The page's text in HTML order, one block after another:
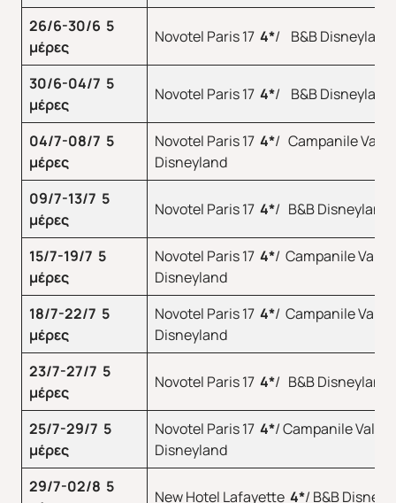
26/6-30/6 5
μέρες
Novotel Paris 17 4*/ B&B Disneyland
30/6-04/7 5
μέρες
Novotel Paris 17 4*/ B&B Disneyland
04/7-08/7 5
μέρες
Novotel Paris 17 4*/ Campanile Val
Disneyland
09/7-13/7 5
μέρες
Novotel Paris 17 4*/ B&B Disneyland
15/7-19/7 5
μέρες
Novotel Paris 17 4*/ Campanile Val
Disneyland
18/7-22/7 5
μέρες
Novotel Paris 17 4*/ Campanile Val
Disneyland
23/7-27/7 5
μέρες
Novotel Paris 17 4*/ B&B Disneyland
25/7-29/7 5
μέρες
Novotel Paris 17 4*/ Campanile Val
Disneyland
29/7-02/8 5
New Hotel Lafayette 4*/ B&B